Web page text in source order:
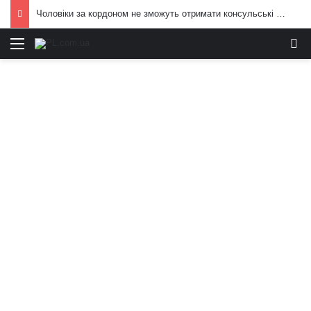
Чоловіки за кордоном не зможуть отримати консульські послуги без військово-облікових документів
Меню